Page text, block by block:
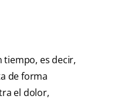
es decir,
de forma
el dolor,